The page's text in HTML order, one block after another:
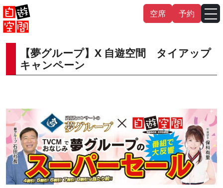
Skip
to
content
空席 予約
【夢グループ】X 自遊空間 タイアップ
キャンペーン
English 中文（繁體） 中文（简 体 ）
日本語